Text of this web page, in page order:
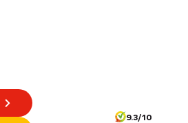
9.3/10